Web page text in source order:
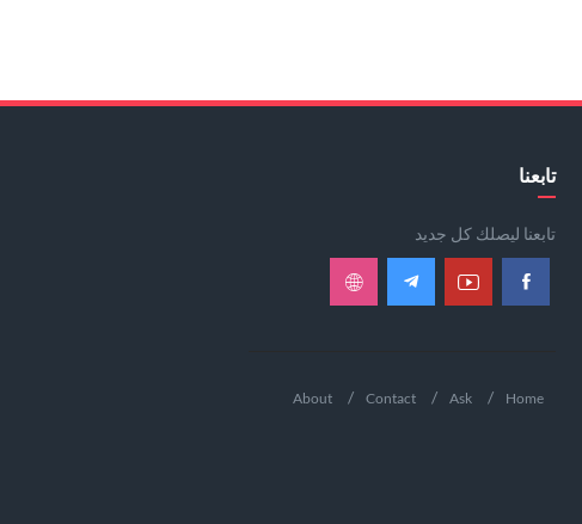
تابعنا
تابعنا ليصلك كل جديد
Home
Ask
Contact
About